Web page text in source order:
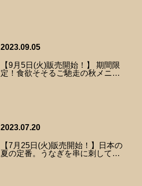
2023.09.05
【9月5日(火)販売開始！】 期間限
定！食欲そそるご馳走の秋メニ…
2023.07.20
【7月25日(火)販売開始！】日本の
夏の定番。うなぎを串に刺して…